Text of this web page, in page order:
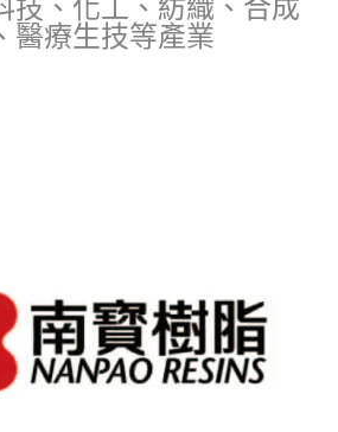
技、化工、紡織、合成
醫療生技等產業